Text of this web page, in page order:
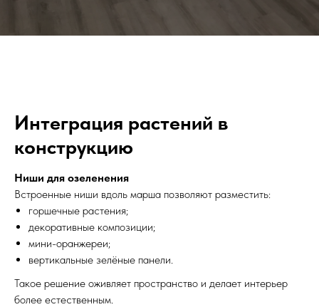
Интеграция растений в
конструкцию
Ниши для озеленения
Встроенные ниши вдоль марша позволяют разместить:
горшечные растения;
декоративные композиции;
мини-оранжереи;
вертикальные зелёные панели.
Такое решение оживляет пространство и делает интерьер
более естественным.